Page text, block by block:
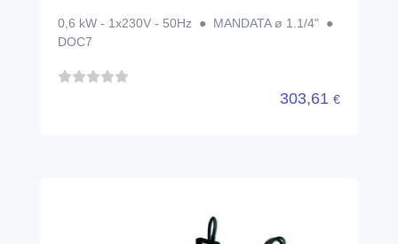
0,6 kW - 1x230V - 50Hz ● MANDATA ø 1.1/4" ●
DOC7
303,61 €